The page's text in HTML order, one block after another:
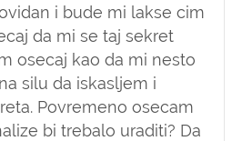
i bude mi lakse cim
da mi se taj sekret
osecaj kao da mi nesto
silu da iskasljem i
Povremeno osecam
bi trebalo uraditi? Da